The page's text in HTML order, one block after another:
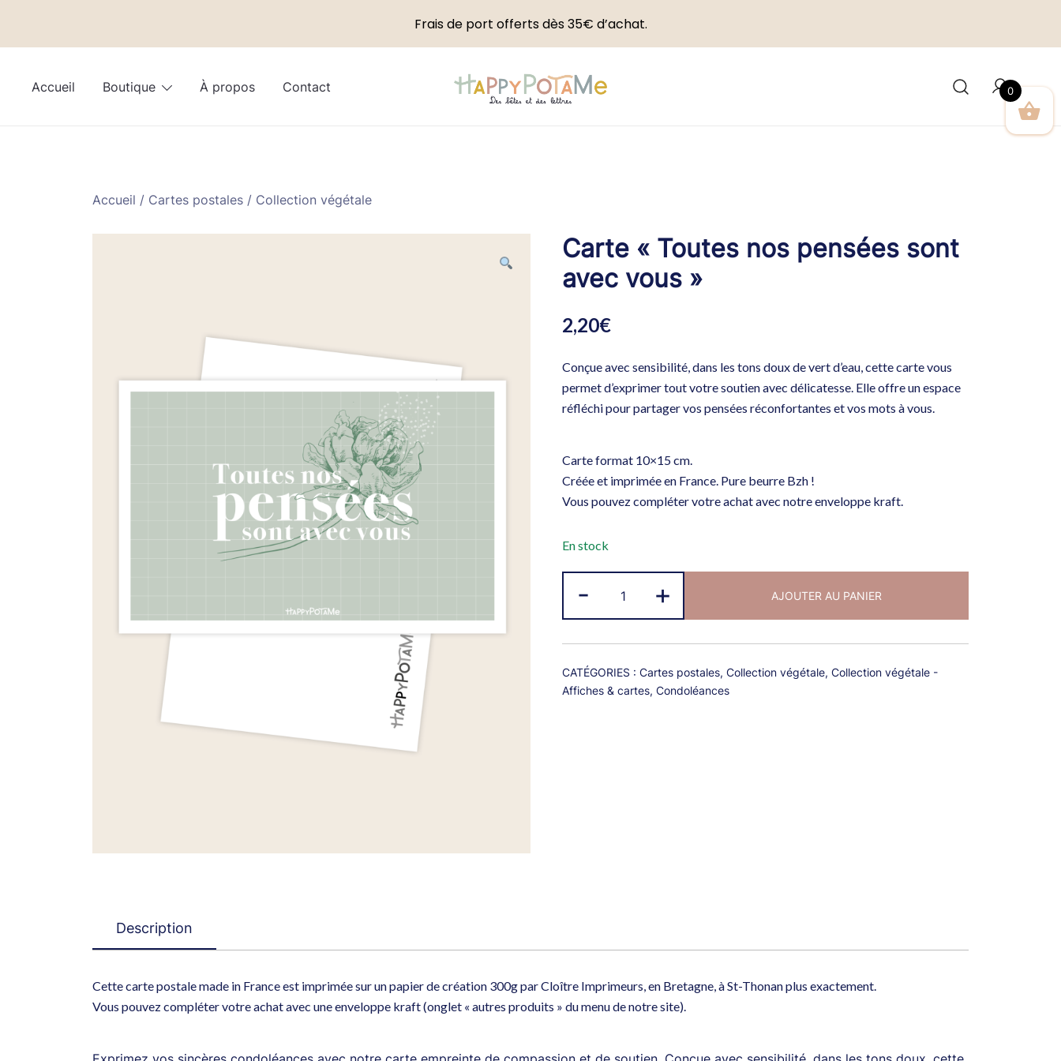
Accueil Boutique À propos Contact
Accueil / Cartes postales / Collection végétale
Carte « Toutes nos pensées sont
avec vous »
2,20€
Conçue avec sensibilité, dans les tons doux de vert d’eau, cette carte vous
permet d’exprimer tout votre soutien avec délicatesse. Elle offre un espace
réfléchi pour partager vos pensées réconfortantes et vos mots à vous.
Carte format 10×15 cm.
Créée et imprimée en France. Pure beurre Bzh !
Vous pouvez compléter votre achat avec notre enveloppe kraft.
En stock
-
de
Carte
"Toutes
nos
pensées
+ AJOUTER AU PANIER
CATÉGORIES : Cartes postales, Collection végétale, Collection végétale -
Affiches & cartes, Condoléances
Description
Cette carte postale made in France est imprimée sur un papier de création 300g par Cloître Imprimeurs, en Bretagne, à St-Thonan plus exactement.
Vous pouvez compléter votre achat avec une enveloppe kraft (onglet « autres produits » du menu de notre site).
Frais de port offerts dès 35€ d’achat.
0